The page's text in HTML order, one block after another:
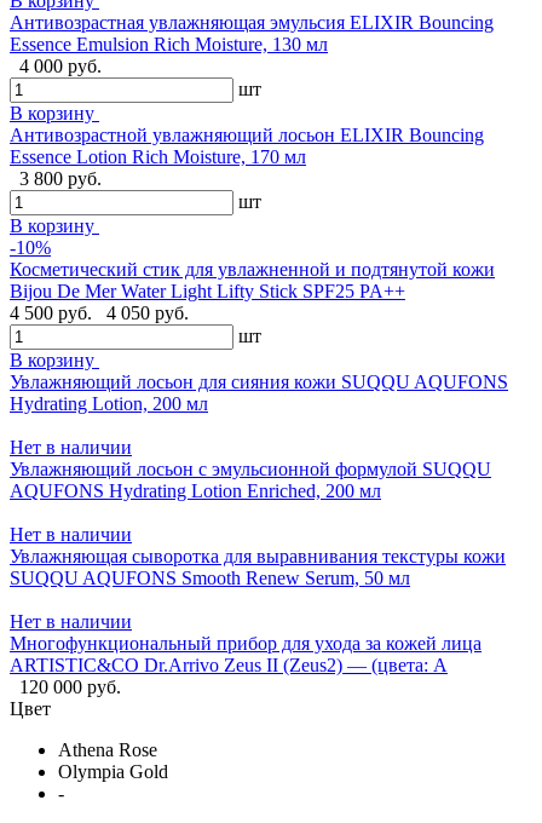
Антивозрастная увлажняющая эмульсия ELIXIR Bouncing
Essence Emulsion Rich Moisture, 130 мл
4 000 руб.
шт
В корзину
Антивозрастной увлажняющий лосьон ELIXIR Bouncing
Essence Lotion Rich Moisture, 170 мл
3 800 руб.
шт
В корзину
-10%
Косметический стик для увлажненной и подтянутой кожи
Bijou De Mer Water Light Lifty Stick SPF25 PA++
4 500 руб.
4 050 руб.
шт
В корзину
Увлажняющий лосьон для сияния кожи SUQQU AQUFONS
Hydrating Lotion, 200 мл
Нет в наличии
Увлажняющий лосьон с эмульсионной формулой SUQQU
AQUFONS Hydrating Lotion Enriched, 200 мл
Нет в наличии
Увлажняющая сыворотка для выравнивания текстуры кожи
SUQQU AQUFONS Smooth Renew Serum, 50 мл
Нет в наличии
Многофункциональный прибор для ухода за кожей лица
ARTISTIC&CO Dr.Arrivo Zeus II (Zeus2) — (цвета: A
120 000 руб.
Цвет
Athena Rose
Olympia Gold
-